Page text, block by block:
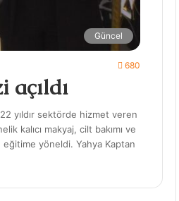
Güncel
680
yıldır sektörde hizmet veren
kalıcı makyaj, cilt bakımı ve
yöneldi. Yahya Kaptan